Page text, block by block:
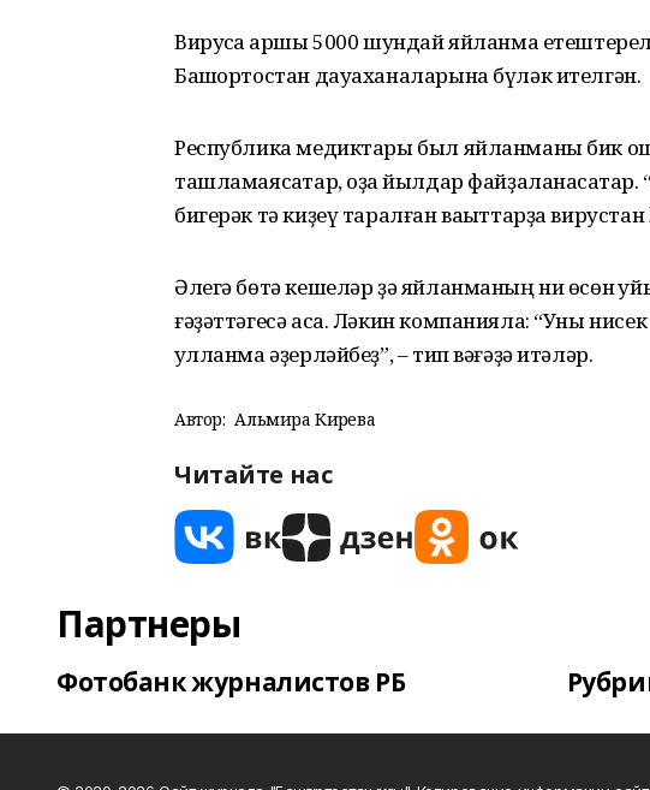
Вирусҡа ҡаршы 5000 шундай яйланма
Башҡортостан дауаханаларына бүләк ителгән.
Республика медиктары был яйланманы бик
ташламаясаҡтар, оҙаҡ йылдар
бигерәк тә киҙеү таралған ваҡыттарҙа
Әлегә бөтә кешеләр ҙә яйланманың ни өсөн
ғәҙәттәгесә аса. Ләкин компанияла: “Уны
ҡулланма әҙерләйбеҙ”, – тип вәғәҙә итәләр.
Автор: Альмира Кирәева
Читайте нас
Партнеры
Фотобанк журналистов РБ